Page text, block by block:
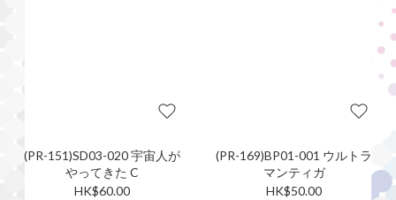
(PR-151)SD03-020 宇宙人が
やってきた C
HK$60.00
(PR-169)BP01-001 ウルトラ
マンティガ
HK$50.00